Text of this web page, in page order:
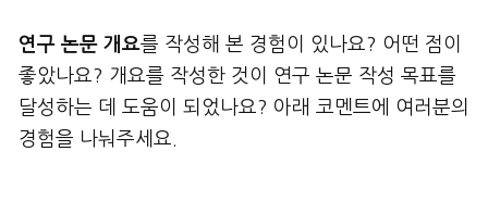
연구 논문 개요를 작성해 본 경험이 있나요? 어떤 점이
좋았나요? 개요를 작성한 것이 연구 논문 작성 목표를
달성하는 데 도움이 되었나요? 아래 코멘트에 여러분의
경험을 나눠주세요.